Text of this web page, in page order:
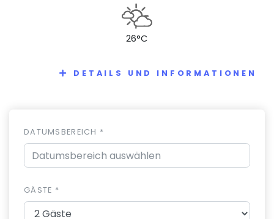
26°C
DETAILS UND INFORMATIONEN
DATUMSBEREICH *
GÄSTE *